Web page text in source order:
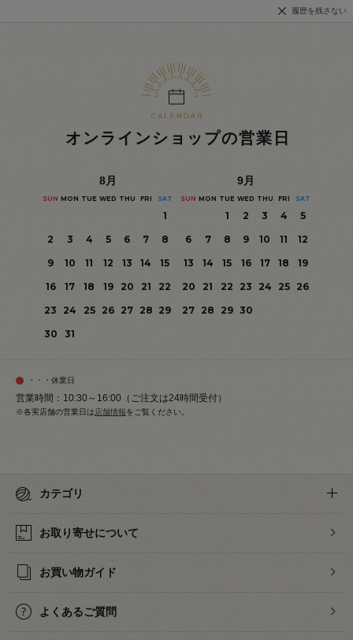
履歴を残さない
オンラインショップの営業日
8月
SUN MON TUE WED THU FRI SAT
1
2
3 4 5 6 7
8
9
10 11 12 13 14
15
16
17 18 19 20 21
22
23
24 25 26 27 28 29
30
31
9月
SUN MON TUE WED THU FRI SAT
1 2 3 4
5
6
7 8 9 10 11
12
13
14 15 16 17 18
19
20
21 22 23 24 25
26
27 28 29 30
・・・休業日
営業時間：10:30～16:00（ご注文は24時間受付）
※各実店舗の営業日は 店舗情報をご覧ください。
カテゴリ
お取り寄せについて
お買い物ガイド
よくあるご質問